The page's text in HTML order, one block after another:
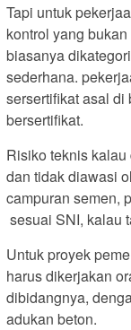
Tapi untuk
kontrol yang
biasanya
sederhana.
sersertifikat asal
bersertifikat.
Risiko teknis
dan tidak diawasi
campuran semen,
sesuai SNI, kalau
Untuk proyek
harus dikerjakan
dibidangnya,
adukan beton.